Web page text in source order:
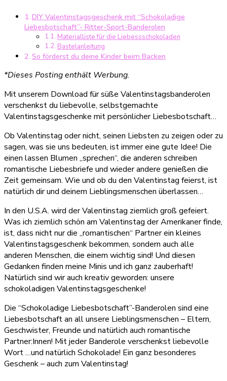
Ritter
Sport
Minis
(inkl.
Druckvorlage)
DIY Valentinstagsgeschenk mit “Schokoladige
Liebesbotschaft”- Ritter-Sport-Banderolen
Materialliste für die Liebessschokoladen
Bastelanleitung
So förderst du deine Kinder beim Backen
*Dieses Posting enthält Werbung.
Mit unserem Download für süße Valentinstagsbanderolen
verschenkst du liebevolle, selbstgemachte
Valentinstagsgeschenke mit persönlicher Liebesbotschaft…
Ob Valentinstag oder nicht, seinen Liebsten zu zeigen oder zu
sagen, was sie uns bedeuten, ist immer eine gute Idee! Die
einen lassen Blumen „sprechen“, die anderen schreiben
romantische Liebesbriefe und wieder andere genießen die
Zeit gemeinsam. Wie und ob du den Valentinstag feierst, ist
natürlich dir und deinem Lieblingsmenschen überlassen…
In den U.S.A. wird der Valentinstag ziemlich groß gefeiert.
Was ich ziemlich schön am Valentinstag der Amerikaner finde,
ist, dass nicht nur die „romantischen“ Partner ein kleines
Valentinstagsgeschenk bekommen, sondern auch alle
anderen Menschen, die einem wichtig sind! Und diesen
Gedanken finden meine Minis und ich ganz zauberhaft!
Natürlich sind wir auch kreativ geworden: unsere
schokoladigen Valentinstagsgeschenke!
Die “Schokoladige Liebesbotschaft”-Banderolen sind eine
Liebesbotschaft an all unsere Lieblingsmenschen – Eltern,
Geschwister, Freunde und natürlich auch romantische
Partner:Innen! Mit jeder Banderole verschenkst liebevolle
Wort …und natürlich Schokolade! Ein ganz besonderes
Geschenk – auch zum Valentinstag!